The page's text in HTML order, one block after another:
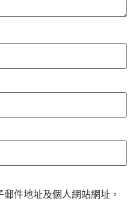
件地址及個人網站網址，